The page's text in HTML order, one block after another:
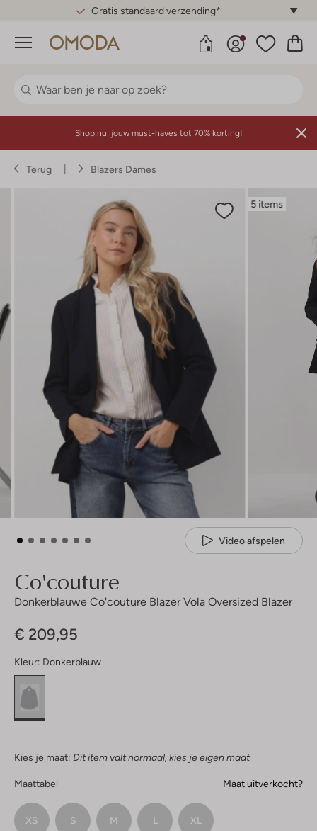
Gratis standaard verzending*
Menu
Shop nu: jouw must-haves tot 70% korting!
Terug Blazers Dames
5 items
Video afspelen
Co'couture
Donkerblauwe Co'couture Blazer Vola Oversized Blazer
€ 209,95
Kleur: Donkerblauw
Kies je maat: Dit item valt normaal, kies je eigen maat
Maattabel Maat uitverkocht?
XS S M L XL